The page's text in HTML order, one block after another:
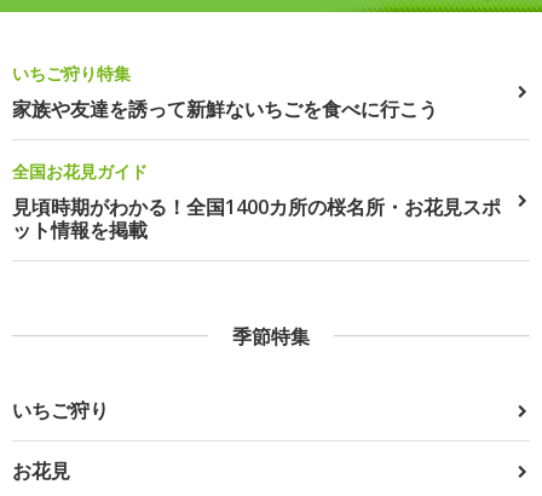
いちご狩り特集
家族や友達を誘って新鮮ないちごを食べに行こう
全国お花見ガイド
見頃時期がわかる！全国1400カ所の桜名所・お花見スポ
ット情報を掲載
季節特集
いちご狩り
お花見